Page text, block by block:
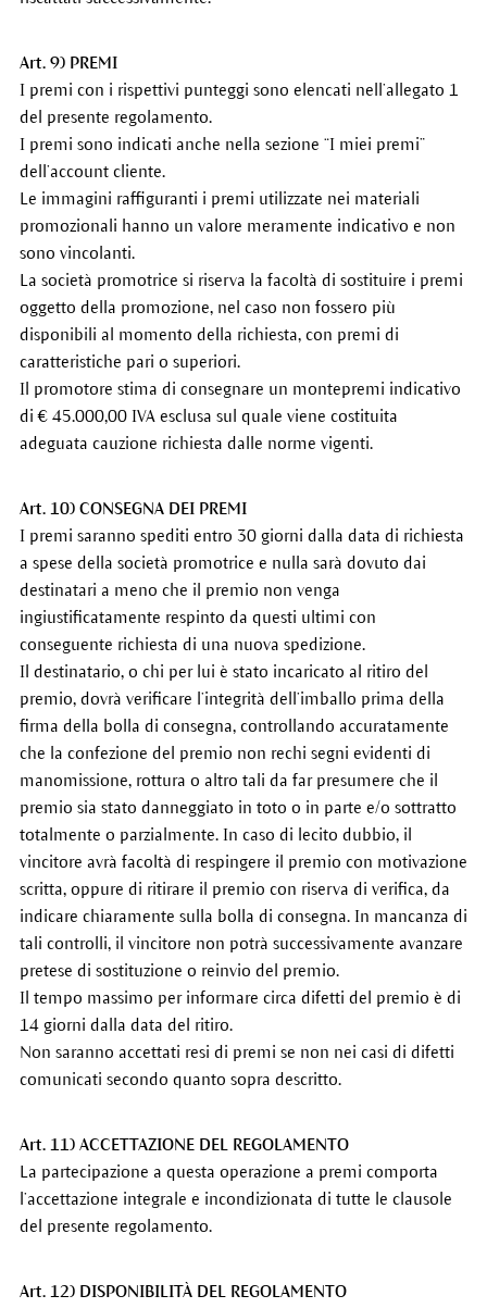
Art. 9) PREMI
I premi con i rispettivi punteggi sono elencati nell’allegato 1
del presente regolamento.
I premi sono indicati anche nella sezione “I miei premi”
dell’account cliente.
Le immagini raffiguranti i premi utilizzate nei materiali
promozionali hanno un valore meramente indicativo e non
sono vincolanti.
La società promotrice si riserva la facoltà di sostituire i premi
oggetto della promozione, nel caso non fossero più
disponibili al momento della richiesta, con premi di
caratteristiche pari o superiori.
Il promotore stima di consegnare un montepremi indicativo
di € 45.000,00 IVA esclusa sul quale viene costituita
adeguata cauzione richiesta dalle norme vigenti.
Art. 10) CONSEGNA DEI PREMI
I premi saranno spediti entro 30 giorni dalla data di richiesta
a spese della società promotrice e nulla sarà dovuto dai
destinatari a meno che il premio non venga
ingiustificatamente respinto da questi ultimi con
conseguente richiesta di una nuova spedizione.
Il destinatario, o chi per lui è stato incaricato al ritiro del
premio, dovrà verificare l’integrità dell’imballo prima della
firma della bolla di consegna, controllando accuratamente
che la confezione del premio non rechi segni evidenti di
manomissione, rottura o altro tali da far presumere che il
premio sia stato danneggiato in toto o in parte e/o sottratto
totalmente o parzialmente. In caso di lecito dubbio, il
vincitore avrà facoltà di respingere il premio con motivazione
scritta, oppure di ritirare il premio con riserva di verifica, da
indicare chiaramente sulla bolla di consegna. In mancanza di
tali controlli, il vincitore non potrà successivamente avanzare
pretese di sostituzione o reinvio del premio.
Il tempo massimo per informare circa difetti del premio è di
14 giorni dalla data del ritiro.
Non saranno accettati resi di premi se non nei casi di difetti
comunicati secondo quanto sopra descritto.
Art. 11) ACCETTAZIONE DEL REGOLAMENTO
La partecipazione a questa operazione a premi comporta
l’accettazione integrale e incondizionata di tutte le clausole
del presente regolamento.
Art. 12) DISPONIBILITÀ DEL REGOLAMENTO